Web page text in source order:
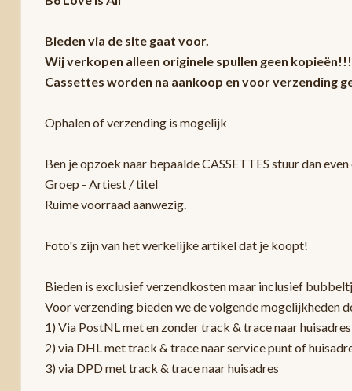
Bieden via de site gaat voor.
Wij verkopen alleen originele spullen geen kopieën!!!
Cassettes worden na aankoop en voor verzending
Ophalen of verzending is mogelijk
Ben je opzoek naar bepaalde CASSETTES stuur dan
Groep - Artiest / titel
Ruime voorraad aanwezig.
Foto's zijn van het werkelijke artikel dat je koopt!
Bieden is exclusief verzendkosten maar inclusief
Voor verzending bieden we de volgende mogelijkheden
1) Via PostNL met en zonder track & trace naar huisadres
2) via DHL met track & trace naar service punt of
3) via DPD met track & trace naar huisadres